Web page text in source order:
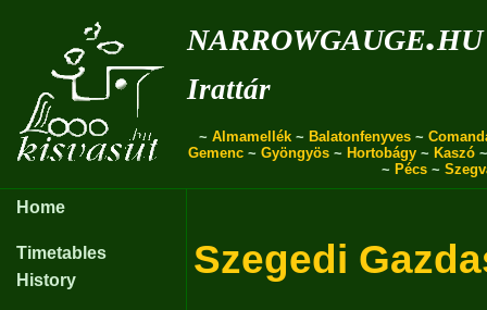
narrowgauge.hu
Irattár
~ Almamellék ~ Balatonfenyves ~
Gemenc ~ Gyöngyös ~ Hortobágy ~ Kaszó
~ Pécs ~
Home
Timetables
History
Szegedi